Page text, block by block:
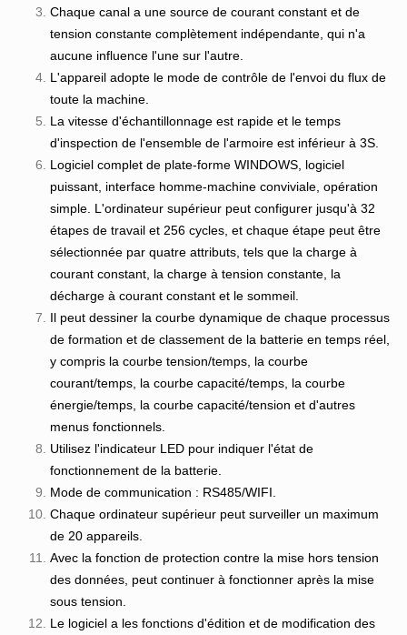
Chaque canal a une source de courant constant et de
tension constante complètement indépendante, qui n'a
aucune influence l'une sur l'autre.
L'appareil adopte le mode de contrôle de l'envoi du flux de
toute la machine.
La vitesse d'échantillonnage est rapide et le temps
d'inspection de l'ensemble de l'armoire est inférieur à 3S.
Logiciel complet de plate-forme WINDOWS, logiciel
puissant, interface homme-machine conviviale, opération
simple. L'ordinateur supérieur peut configurer jusqu'à 32
étapes de travail et 256 cycles, et chaque étape peut être
sélectionnée par quatre attributs, tels que la charge à
courant constant, la charge à tension constante, la
décharge à courant constant et le sommeil.
Il peut dessiner la courbe dynamique de chaque processus
de formation et de classement de la batterie en temps réel,
y compris la courbe tension/temps, la courbe
courant/temps, la courbe capacité/temps, la courbe
énergie/temps, la courbe capacité/tension et d'autres
menus fonctionnels.
Utilisez l'indicateur LED pour indiquer l'état de
fonctionnement de la batterie.
Mode de communication : RS485/WIFI.
Chaque ordinateur supérieur peut surveiller un maximum
de 20 appareils.
Avec la fonction de protection contre la mise hors tension
des données, peut continuer à fonctionner après la mise
sous tension.
Le logiciel a les fonctions d'édition et de modification des